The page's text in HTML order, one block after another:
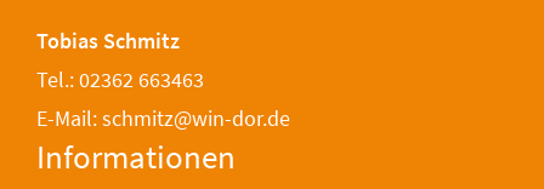
Tobias Schmitz
Tel.: 02362 663463
E-Mail: schmitz@win-dor.de
Informationen